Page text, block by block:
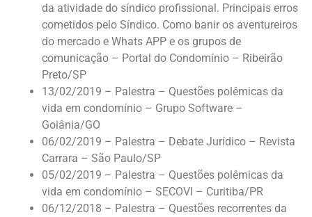
da atividade do síndico profissional. Principais erros
cometidos pelo Síndico. Como banir os aventureiros
do mercado e Whats APP e os grupos de
comunicação – Portal do Condomínio – Ribeirão
Preto/SP
13/02/2019 – Palestra – Questões polêmicas da
vida em condomínio – Grupo Software –
Goiânia/GO
06/02/2019 – Palestra – Debate Jurídico – Revista
Carrara – São Paulo/SP
05/02/2019 – Palestra – Questões polêmicas da
vida em condomínio – SECOVI – Curitiba/PR
06/12/2018 – Palestra – Questões recorrentes da